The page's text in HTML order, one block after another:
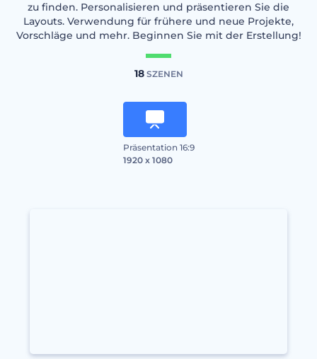
zu finden. Personalisieren und präsentieren Sie die
Layouts. Verwendung für frühere und neue Projekte,
Vorschläge und mehr. Beginnen Sie mit der Erstellung!
18SZENEN
Präsentation 16:9
1920 x 1080